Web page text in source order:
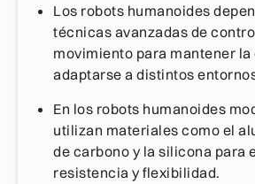
Los robots humanoides
técnicas avanzadas de
movimiento para mantener
adaptarse a distintos
En los robots humanoides
utilizan materiales como el
de carbono y la silicona para
resistencia y flexibilidad.